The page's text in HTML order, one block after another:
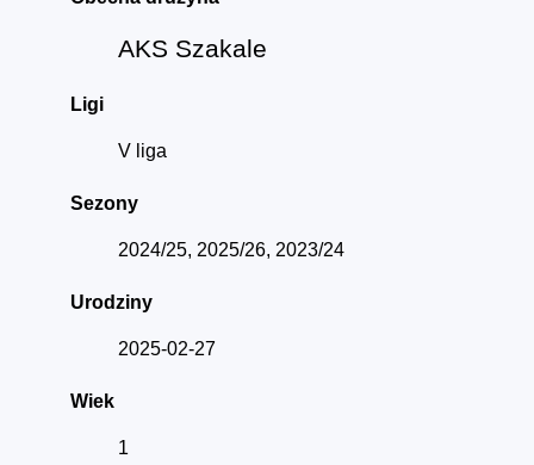
AKS Szakale
Ligi
V liga
Sezony
2024/25, 2025/26, 2023/24
Urodziny
2025-02-27
Wiek
1